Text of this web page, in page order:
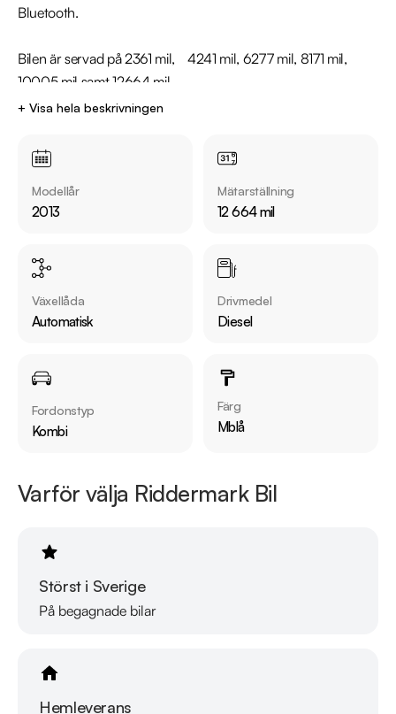
Bluetooth.
Bilen är servad på 2361 mil, 	4241 mil, 6277 mil, 8171 mil,
10005 mil samt 12664 mil.
märkesoberoende bilfirma! Vi säljer ca 24000 bilar om året.
hemleverans i hela Sverige. Denna bil kan köpas med 12-36
mån garanti.
Eftersom vi har väldigt korta lagerdagar på bilar
36 för att kontrollera att fordonet finns kvar! Vi ordnar en
bil i inbyte. Kontakta anläggningen för mer information.
+ Visa hela beskrivningen
Modellår
2013
Mätarställning
12 664 mil
Växellåda
Automatisk
Drivmedel
Diesel
Fordonstyp
Kombi
Färg
Mblå
Varför välja Riddermark Bil
Störst i Sverige
På begagnade bilar
Hemleverans